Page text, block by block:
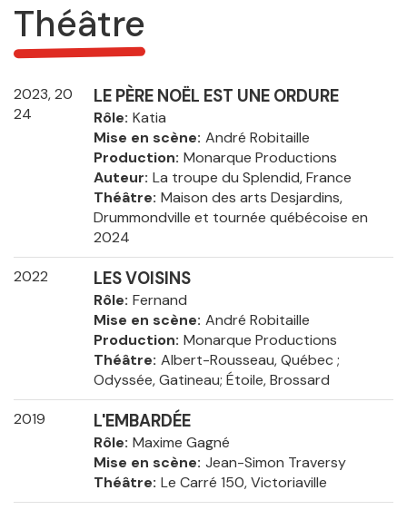
Théâtre
2023, 20
24
LE PÈRE NOËL EST UNE ORDURE
Rôle Katia
Mise en scène André Robitaille
Production Monarque Productions
Auteur La troupe du Splendid, France
Théâtre Maison des arts Desjardins,
Drummondville et tournée québécoise en
2024
2022 LES VOISINS
Rôle Fernand
Mise en scène André Robitaille
Production Monarque Productions
Théâtre Albert-Rousseau, Québec ;
Odyssée, Gatineau; Étoile, Brossard
2019 L'EMBARDÉE
Rôle Maxime Gagné
Mise en scène Jean-Simon Traversy
Théâtre Le Carré 150, Victoriaville